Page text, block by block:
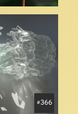
366